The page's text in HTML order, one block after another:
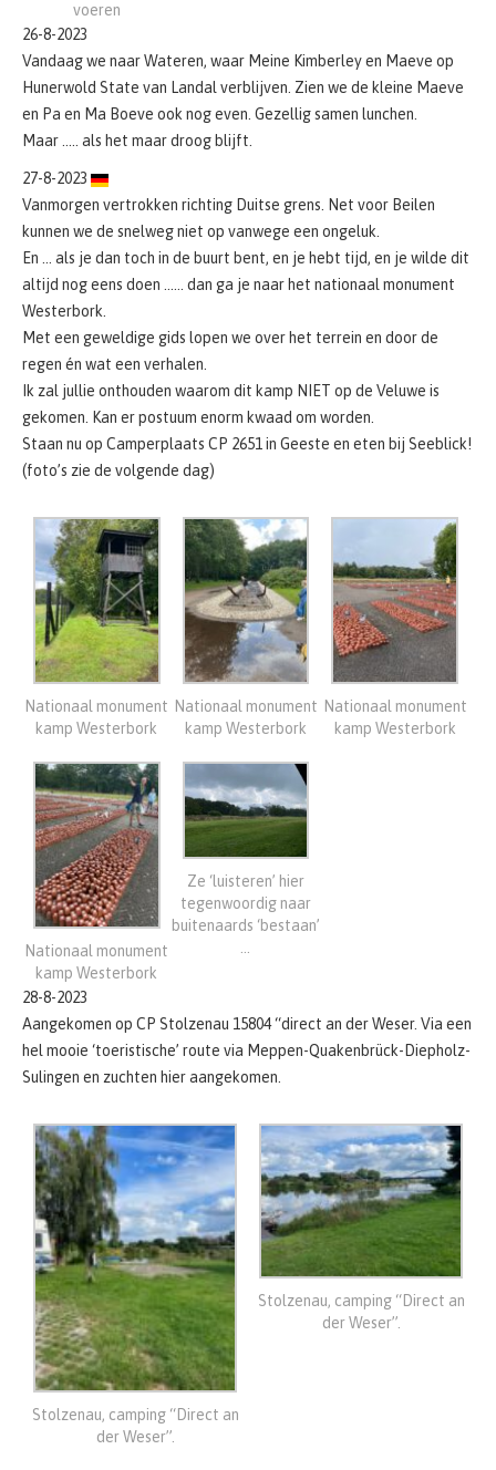
voeren
26-8-2023
Vandaag we naar Wateren, waar Meine Kimberley en Maeve op
Hunerwold State van Landal verblijven. Zien we de kleine Maeve
en Pa en Ma Boeve ook nog even. Gezellig samen lunchen.
Maar ….. als het maar droog blijft.
27-8-2023
Vanmorgen vertrokken richting Duitse grens. Net voor Beilen
kunnen we de snelweg niet op vanwege een ongeluk.
En … als je dan toch in de buurt bent, en je hebt tijd, en je wilde dit
altijd nog eens doen …… dan ga je naar het nationaal monument
Westerbork.
Met een geweldige gids lopen we over het terrein en door de
regen én wat een verhalen.
Ik zal jullie onthouden waarom dit kamp NIET op de Veluwe is
gekomen. Kan er postuum enorm kwaad om worden.
Staan nu op Camperplaats CP 2651 in Geeste en eten bij Seeblick!
(foto’s zie de volgende dag)
Nationaal monument
kamp Westerbork
Nationaal monument
kamp Westerbork
Nationaal monument
kamp Westerbork
Nationaal monument
kamp Westerbork
Ze ‘luisteren’ hier
tegenwoordig naar
buitenaards ‘bestaan’
28-8-2023
Aangekomen op CP Stolzenau 15804 “direct an der Weser. Via een
hel mooie ‘toeristische’ route via Meppen-Quakenbrück-Diepholz-
Sulingen en zuchten hier aangekomen.
Stolzenau, camping “Direct an
der Weser”.
Stolzenau, camping “Direct an
der Weser”.